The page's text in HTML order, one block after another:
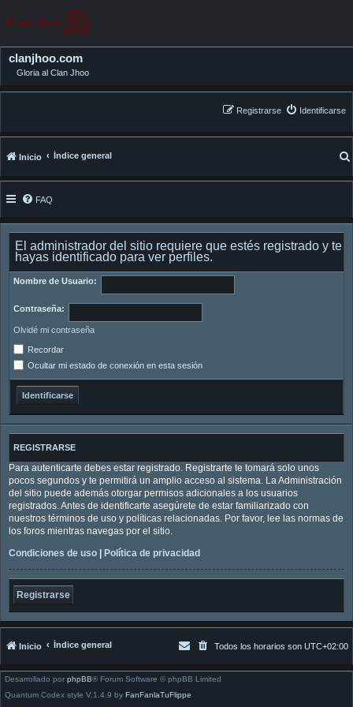
clanjhoo.com
Gloria al Clan Jhoo
Identificarse
Registrarse
Inicio Índice general
FAQ
El administrador del sitio requiere que estés registrado y te
hayas identificado para ver perfiles.
Nombre de Usuario:
Contraseña:
Olvidé mi contraseña
Recordar
Ocultar mi estado de conexión en esta sesión
REGISTRARSE
Para autenticarte debes estar registrado. Registrarte te tomará solo unos
pocos segundos y te permitirá un amplio acceso al sistema. La Administración
del sitio puede además otorgar permisos adicionales a los usuarios
registrados. Antes de identificarte asegúrete de estar familiarizado con
nuestros términos de uso y políticas relacionadas. Por favor, lee las normas de
los foros mientras navegas por el sitio.
Condiciones de uso
Política de privacidad
Registrarse
Inicio Índice general Todos los horarios son UTC+02:00
Desarrollado por phpBB® Forum Software © phpBB Limited
Quantum Codex style V.1.4.9 by FanFanlaTuFlippe